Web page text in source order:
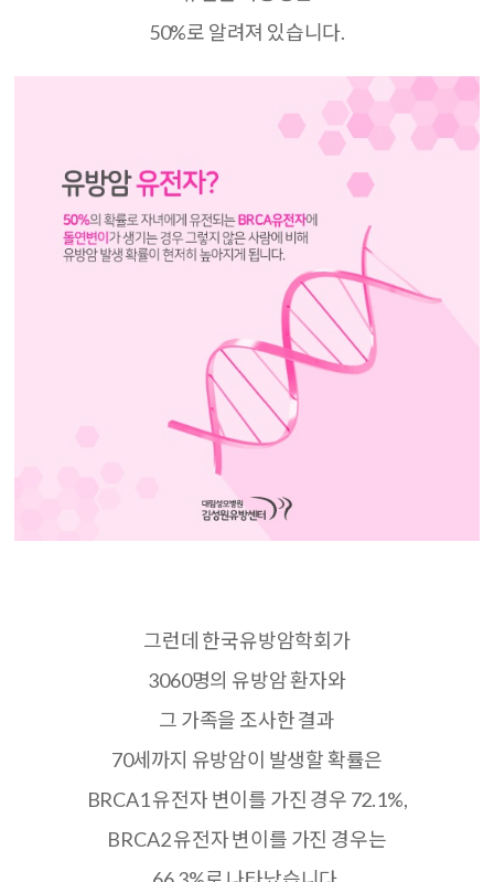
50%로 알려져 있습니다.
그런데 한국유방암학회가
3060명의 유방암 환자와
그 가족을 조사한 결과
70세까지 유방암이 발생할 확률은
BRCA1유전자 변이를 가진 경우 72.1%,
BRCA2유전자 변이를 가진 경우는